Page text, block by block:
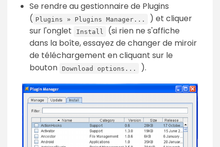
Se rendre au gestionnaire de Plugins
( Plugins » Plugins Manager...
) et cliquer
sur l'onglet
Install
(si rien ne s'affiche
dans la boîte, essayez de changer de miroir
de téléchargement en cliquant sur le
bouton
Download options... ).